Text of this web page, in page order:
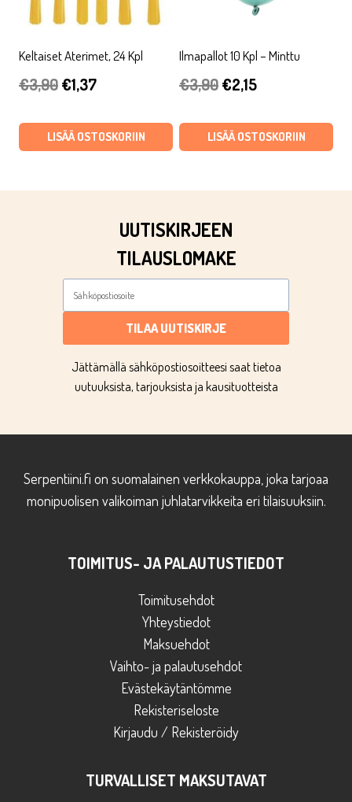
Keltaiset Aterimet, 24 Kpl
€3,90Alkuperäinen
oli:
€1,37Nykyinen
on:
LISÄÄ OSTOSKORIIN
Ilmapallot 10 Kpl – Minttu
€3,90Alkuperäinen
oli:
€2,15Nykyinen
on:
LISÄÄ OSTOSKORIIN
UUTISKIRJEEN
TILAUSLOMAKE
TILAA UUTISKIRJE
Jättämällä sähköpostiosoitteesi saat tietoa
uutuuksista, tarjouksista ja kausituotteista
Serpentiini.fi on suomalainen verkkokauppa, joka tarjoaa
monipuolisen valikoiman juhlatarvikkeita eri tilaisuuksiin.
TOIMITUS- JA PALAUTUSTIEDOT
Toimitusehdot
Yhteystiedot
Maksuehdot
Vaihto- ja palautusehdot
Evästekäytäntömme
Rekisteriseloste
Kirjaudu / Rekisteröidy
TURVALLISET MAKSUTAVAT